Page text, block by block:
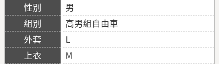
男
高男組自由車
L
M